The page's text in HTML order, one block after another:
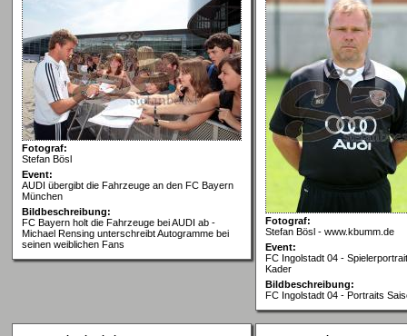
Fotograf:
Stefan Bösl
Event:
AUDI übergibt die Fahrzeuge an den FC Bayern
München
Bildbeschreibung:
FC Bayern holt die Fahrzeuge bei AUDI ab -
Michael Rensing unterschreibt Autogramme bei
seinen weiblichen Fans
Fotograf:
Stefan Bösl - www.kbumm.de
Event:
FC Ingolstadt 04 -
Kader
Bildbeschreibung:
FC Ingolstadt 04 - Portraits